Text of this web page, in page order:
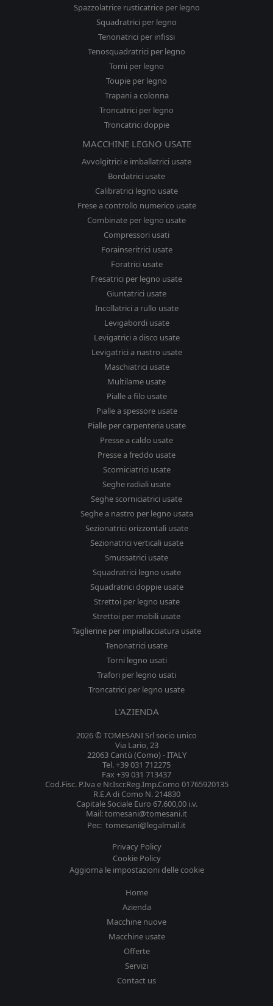
Spazzolatrice rusticatrice per legno
Squadratrici per legno
Tenonatrici per infissi
Tenosquadratrici per legno
Torni per legno
Toupie per legno
Trapani a colonna
Troncatrici per legno
Troncatrici doppie
MACCHINE LEGNO USATE
Avvolgitrici e imballatrici usate
Bordatrici usate
Calibratrici legno usate
Frese a controllo numerico usate
Combinate per legno usate
Compressori usati
Forainseritrici usate
Foratrici usate
Fresatrici per legno usate
Giuntatrici usate
Incollatrici a rullo usate
Levigabordi usate
Levigatrici a disco usate
Levigatrici a nastro usate
Maschiatrici usate
Multilame usate
Pialle a filo usate
Pialle a spessore usate
Pialle per carpenteria usate
Presse a caldo usate
Presse a freddo usate
Scorniciatrici usate
Seghe radiali usate
Seghe scorniciatrici usate
Seghe a nastro per legno usata
Sezionatrici orizzontali usate
Sezionatrici verticali usate
Smussatrici usate
Squadratrici legno usate
Squadratrici doppie usate
Strettoi per legno usate
Strettoi per mobili usate
Taglierine per impiallacciatura usate
Tenonatrici usate
Torni legno usati
Trafori per legno usati
Troncatrici per legno usate
L'AZIENDA
2026 © TOMESANI Srl socio unico
Via Lario, 23
22063 Cantù (Como) - ITALY
Tel. +39 031 712275
Fax +39 031 713437
Cod.Fisc. P.Iva e Nr.Iscr.Reg.Imp.Como 01765920135
R.E.A di Como N. 214830
Capitale Sociale Euro 67.600,00 i.v.
Mail: tomesani@tomesani.it
Pec: tomesani@legalmail.it
Privacy Policy
Cookie Policy
Aggiorna le impostazioni delle cookie
Home
Azienda
Macchine nuove
Macchine usate
Offerte
Servizi
Contact us